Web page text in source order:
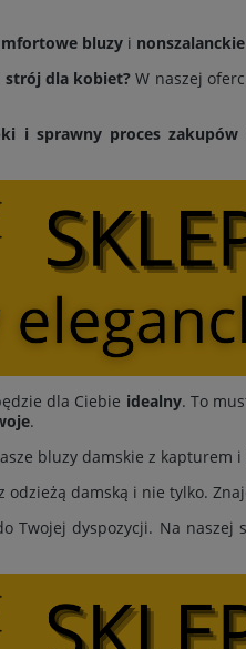
bluzy i
strój dla kobiet? W naszej
i sprawny proces zakupów
dla Ciebie idealny. To
.
bluzy damskie z kapturem
odzieżą damską i nie tylko.
Twojej dyspozycji. Na